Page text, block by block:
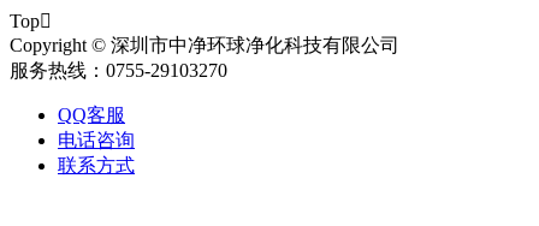
Top
Copyright © 深圳市中净环球净化科技有限公司
服务热线：0755-29103270
QQ客服
电话咨询
联系方式